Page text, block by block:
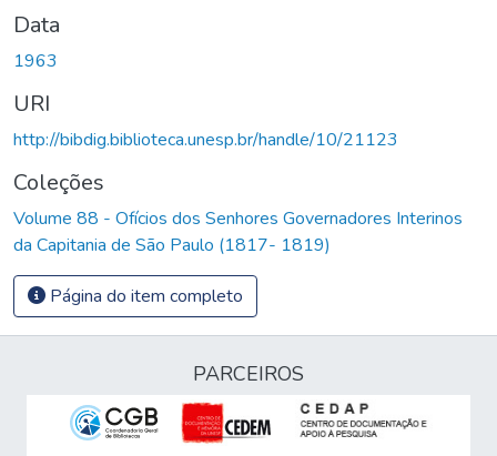
Data
1963
URI
http://bibdig.biblioteca.unesp.br/handle/10/21123
Coleções
Volume 88 - Ofícios dos Senhores Governadores Interinos
da Capitania de São Paulo (1817- 1819)
Página do item completo
PARCEIROS